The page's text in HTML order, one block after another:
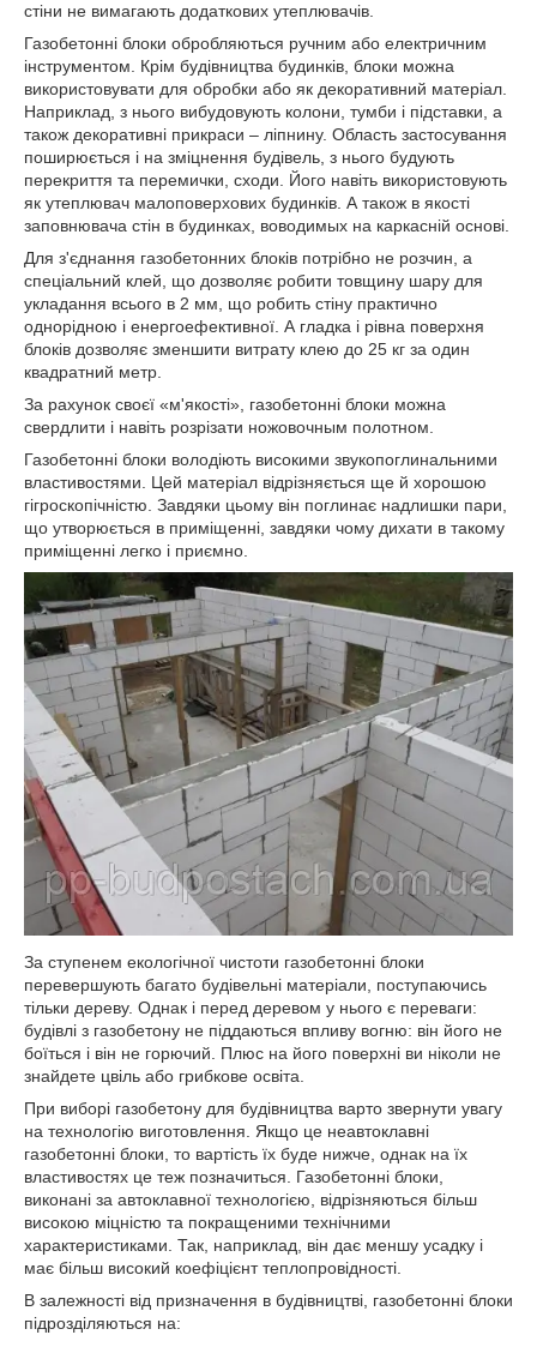
стіни не вимагають додаткових утеплювачів.
Газобетонні блоки обробляються ручним або електричним
інструментом. Крім будівництва будинків, блоки можна
використовувати для обробки або як декоративний матеріал.
Наприклад, з нього вибудовують колони, тумби і підставки, а
також декоративні прикраси – ліпнину. Область застосування
поширюється і на зміцнення будівель, з нього будують
перекриття та перемички, сходи. Його навіть використовують
як утеплювач малоповерхових будинків. А також в якості
заповнювача стін в будинках, воводимых на каркасній основі.
Для з'єднання газобетонних блоків потрібно не розчин, а
спеціальний клей, що дозволяє робити товщину шару для
укладання всього в 2 мм, що робить стіну практично
однорідною і енергоефективної. А гладка і рівна поверхня
блоків дозволяє зменшити витрату клею до 25 кг за один
квадратний метр.
За рахунок своєї «м'якості», газобетонні блоки можна
свердлити і навіть розрізати ножовочным полотном.
Газобетонні блоки володіють високими звукопоглинальними
властивостями. Цей матеріал відрізняється ще й хорошою
гігроскопічністю. Завдяки цьому він поглинає надлишки пари,
що утворюється в приміщенні, завдяки чому дихати в такому
приміщенні легко і приємно.
За ступенем екологічної чистоти газобетонні блоки
перевершують багато будівельні матеріали, поступаючись
тільки дереву. Однак і перед деревом у нього є переваги:
будівлі з газобетону не піддаються впливу вогню: він його не
боїться і він не горючий. Плюс на його поверхні ви ніколи не
знайдете цвіль або грибкове освіта.
При виборі газобетону для будівництва варто звернути увагу
на технологію виготовлення. Якщо це неавтоклавні
газобетонні блоки, то вартість їх буде нижче, однак на їх
властивостях це теж позначиться. Газобетонні блоки,
виконані за автоклавної технологією, відрізняються більш
високою міцністю та покращеними технічними
характеристиками. Так, наприклад, він дає меншу усадку і
має більш високий коефіцієнт теплопровідності.
В залежності від призначення в будівництві, газобетонні блоки
підрозділяються на: